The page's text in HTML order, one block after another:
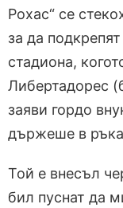
Рохас“ се
за да
стадиона,
Либертадорес
заяви гордо
държеше в
Той е внесъл
бил пуснат да